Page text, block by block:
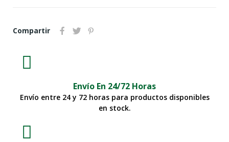
Compartir
Envío En 24/72 Horas
Envío entre 24 y 72 horas para productos disponibles
en stock.